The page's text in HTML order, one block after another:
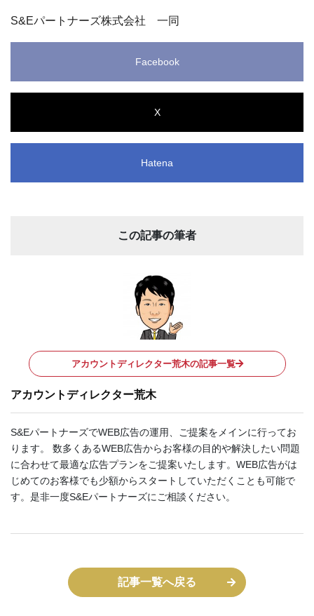
S&Eパートナーズ株式会社 一同
Facebook
X
Hatena
この記事の筆者
アカウントディレクター荒木の記事一覧
アカウントディレクター荒木
S&EパートナーズでWEB広告の運用、ご提案をメインに行ってお
ります。 数多くあるWEB広告からお客様の目的や解決したい問題
に合わせて最適な広告プランをご提案いたします。WEB広告がは
じめてのお客様でも少額からスタートしていただくことも可能で
す。是非一度S&Eパートナーズにご相談ください。
記事一覧へ戻る